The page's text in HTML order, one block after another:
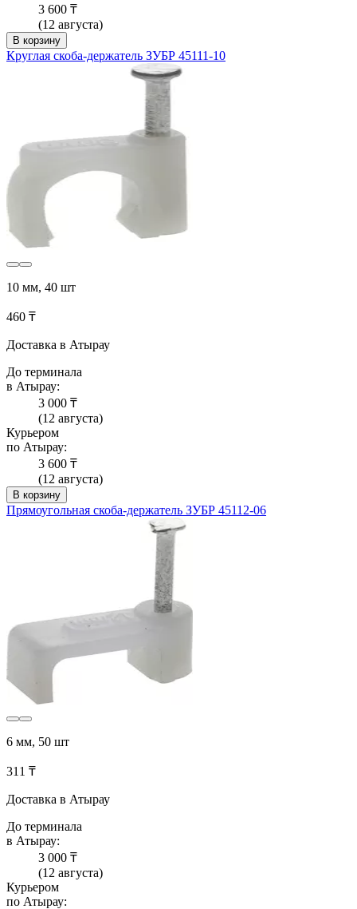
3 600 ₸
(12 августа)
В корзину
Круглая скоба-держатель ЗУБР 45111-10
10 мм, 40 шт
460 ₸
Доставка в Атырау
До терминала
в Атырау:
3 000 ₸
(12 августа)
Курьером
по Атырау:
3 600 ₸
(12 августа)
В корзину
Прямоугольная скоба-держатель ЗУБР 45112-06
6 мм, 50 шт
311 ₸
Доставка в Атырау
До терминала
в Атырау:
3 000 ₸
(12 августа)
Курьером
по Атырау: